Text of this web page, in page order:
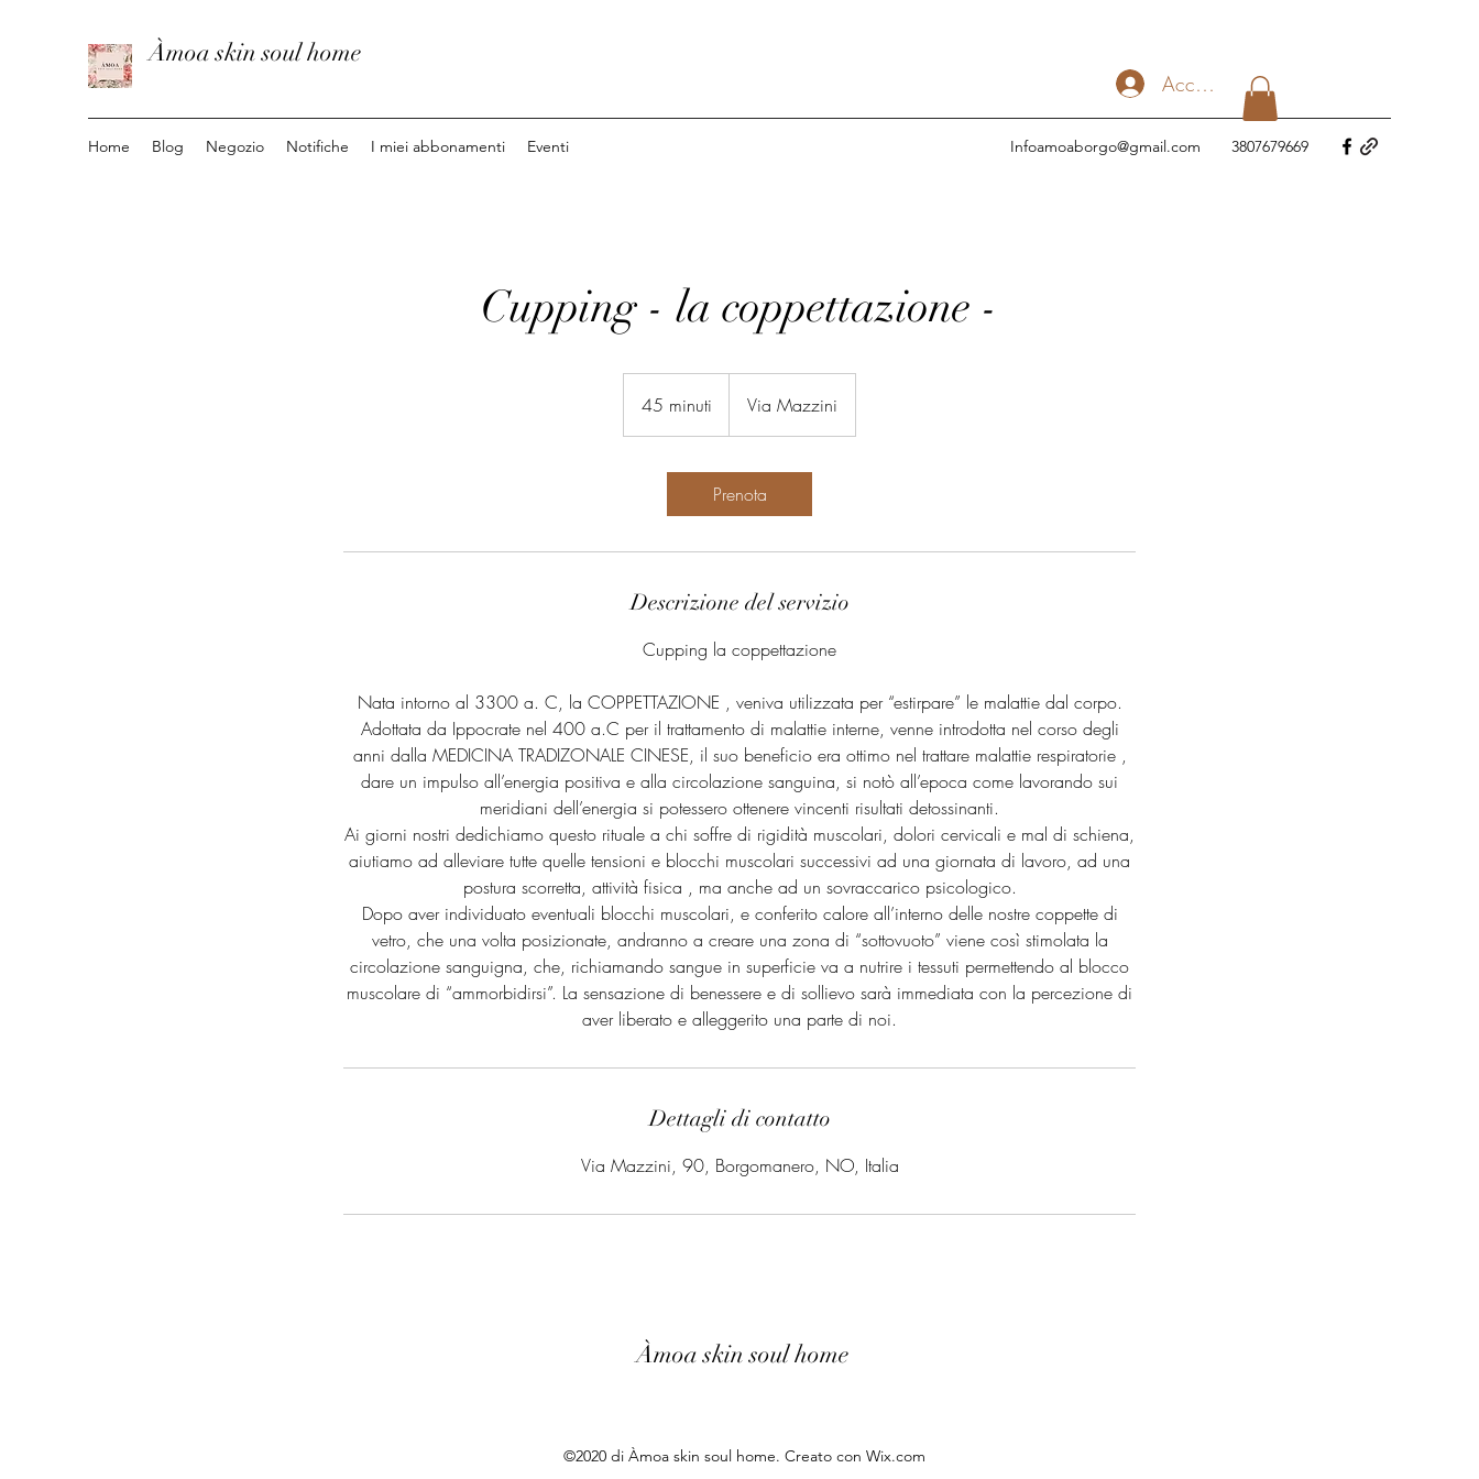
Àmoa skin soul home
Home Blog Negozio Notifiche I miei abbonamenti Eventi Infoamoaborgo@gmail.com 3807679669
Accedi
Cupping - la coppettazione -
45 minuti
5
i
n
Via Mazzini
Prenota
Descrizione del servizio
Cupping la coppettazione
Nata intorno al 3300 a. C, la COPPETTAZIONE , veniva utilizzata per “estirpare” le malattie dal corpo.
Adottata da Ippocrate nel 400 a.C per il trattamento di malattie interne, venne introdotta nel corso degli
anni dalla MEDICINA TRADIZONALE CINESE, il suo beneficio era ottimo nel trattare malattie respiratorie ,
dare un impulso all’energia positiva e alla circolazione sanguina, si notò all’epoca come lavorando sui
meridiani dell’energia si potessero ottenere vincenti risultati detossinanti.
Ai giorni nostri dedichiamo questo rituale a chi soffre di rigidità muscolari, dolori cervicali e mal di schiena,
aiutiamo ad alleviare tutte quelle tensioni e blocchi muscolari successivi ad una giornata di lavoro, ad una
postura scorretta, attività fisica , ma anche ad un sovraccarico psicologico.
Dopo aver individuato eventuali blocchi muscolari, e conferito calore all’interno delle nostre coppette di
vetro, che una volta posizionate, andranno a creare una zona di “sottovuoto” viene così stimolata la
circolazione sanguigna, che, richiamando sangue in superficie va a nutrire i tessuti permettendo al blocco
muscolare di “ammorbidirsi”. La sensazione di benessere e di sollievo sarà immediata con la percezione di
Dettagli di contatto
Via Mazzini, 90, Borgomanero, NO, Italia
Àmoa skin soul home
©2020 di Àmoa skin soul home. Creato con Wix.com